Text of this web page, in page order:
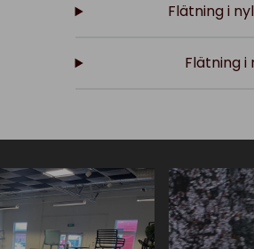
Flätning i
Flätning